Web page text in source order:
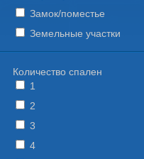
Замок/поместье
Земельные участки
Количество спален
1
2
3
4